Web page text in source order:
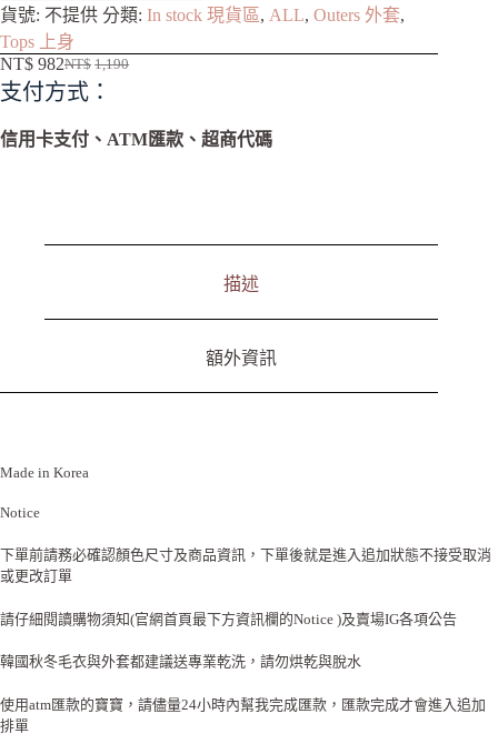
A
t
e
r
a
t
貨號: 不提供 分類: In stock 現貨區, ALL, Outers 外套,
Tops 上身
NT$ 1,190
NT$ 982
支付方式：
信用卡支付、ATM匯款、超商代碼
描述
額外資訊
Made in Korea
Notice
下單前請務必確認顏色尺寸及商品資訊，下單後就是進入追加狀態不接受取消
或更改訂單
請仔細閱讀購物須知(官網首頁最下方資訊欄的Notice )及賣場IG各項公告
韓國秋冬毛衣與外套都建議送專業乾洗，請勿烘乾與脫水
使用atm匯款的寶寶，請儘量24小時內幫我完成匯款，匯款完成才會進入追加
排單